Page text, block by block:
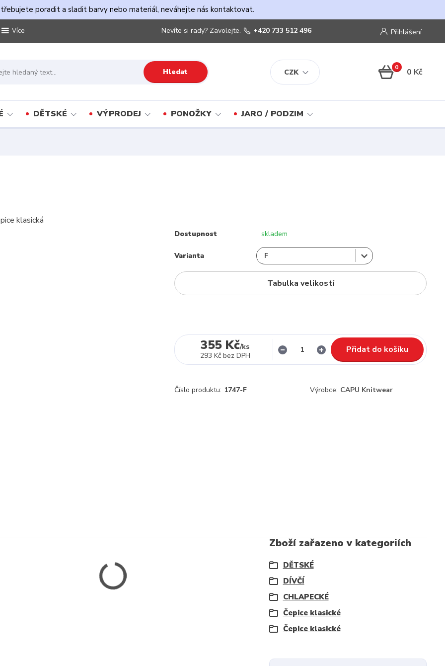
poradit a sladit barvy nebo materiál, neváhejte nás kontaktovat.
Více
CZK
Přihlášení
Hledat
Nevíte si rady? Zavolejte. +420 733 512 496
0 0 Kč
DĚTSKÉ VÝPRODEJ PONOŽKY JARO / PODZIM
Dostupnost skladem
Varianta
Tabulka velikostí
355 Kč/ks
293 Kč bez DPH
Přidat do košíku
Číslo produktu: 1747-F Výrobce: CAPU Knitwear
Zboží zařazeno v kategoriích
DĚTSKÉ
DÍVČÍ
CHLAPECKÉ
Čepice klasické
Čepice klasické